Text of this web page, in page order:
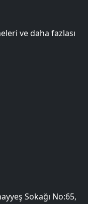
ve daha fazlası
Sokağı No:65,